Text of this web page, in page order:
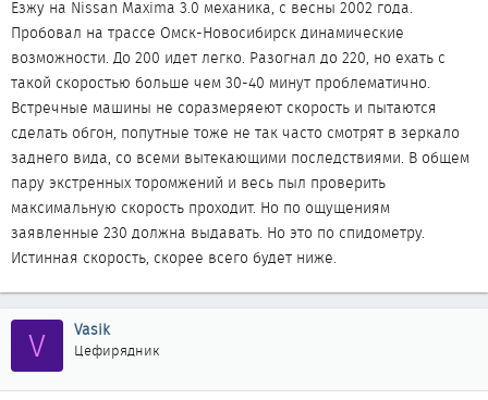
Езжу на Nissan Maxima 3.0 механика, с весны 2002 года.
Пробовал на трассе Омск-Новосибирск динамические
возможности. До 200 идет легко. Разогнал до 220, но ехать с
такой скоростью больше чем 30-40 минут проблематично.
Встречные машины не соразмеряеют скорость и пытаются
сделать обгон, попутные тоже не так часто смотрят в зеркало
заднего вида, со всеми вытекающими последствиями. В общем
пару экстренных торомжений и весь пыл проверить
максимальную скорость проходит. Но по ощущениям
заявленные 230 должна выдавать. Но это по спидометру.
Истинная скорость, скорее всего будет ниже.
V Vasik
Цефирядник